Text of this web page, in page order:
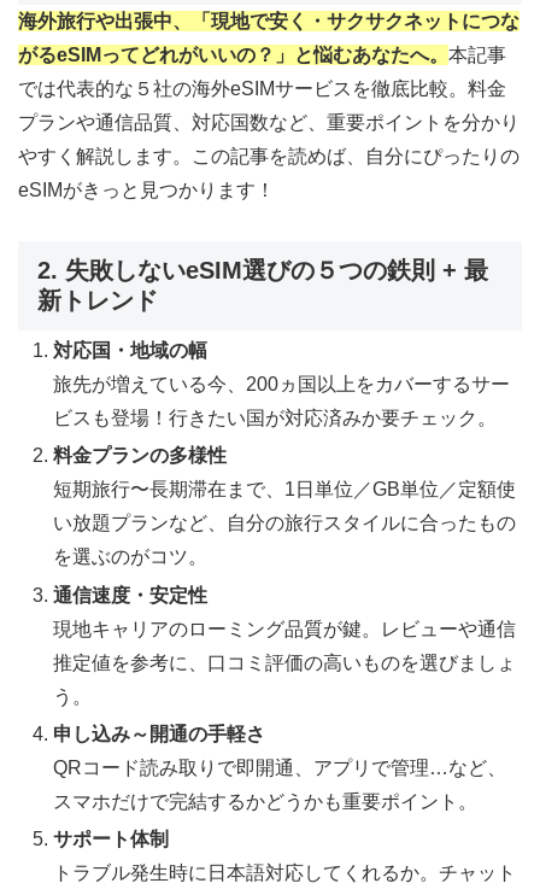
海外旅行や出張中、「現地で安く・サクサクネットにつな
がるeSIMってどれがいいの？」と悩むあなたへ。 本記事
では代表的な５社の海外eSIMサービスを徹底比較。料金
プランや通信品質、対応国数など、重要ポイントを分かり
やすく解説します。この記事を読めば、自分にぴったりの
eSIMがきっと見つかります！
2. 失敗しないeSIM選びの５つの鉄則 + 最
新トレンド
対応国・地域の幅
旅先が増えている今、200ヵ国以上をカバーするサー
ビスも登場！行きたい国が対応済みか要チェック。
料金プランの多様性
短期旅行〜長期滞在まで、1日単位／GB単位／定額使
い放題プランなど、自分の旅行スタイルに合ったもの
を選ぶのがコツ。
通信速度・安定性
現地キャリアのローミング品質が鍵。レビューや通信
推定値を参考に、口コミ評価の高いものを選びましょ
う。
申し込み～開通の手軽さ
QRコード読み取りで即開通、アプリで管理…など、
スマホだけで完結するかどうかも重要ポイント。
サポート体制
トラブル発生時に日本語対応してくれるか。チャット